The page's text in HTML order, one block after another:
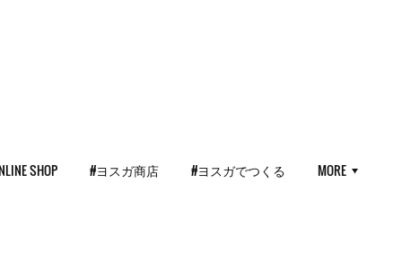
SHOP #ヨスガ商店 #ヨスガでつくる MORE